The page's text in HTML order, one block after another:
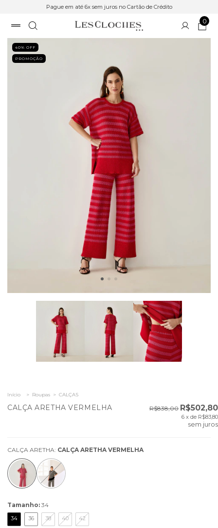
Pague em até 6x sem juros no Cartão de Crédito
0
40% OFF
PROMOÇÃO
Início > Roupas > CALÇAS
CALÇA ARETHA VERMELHA R$838,00 R$502,80
6 x de R$83,80
sem juros
CALÇA ARETHA: CALÇA ARETHA VERMELHA
Tamanho: 34
34 36 38 40 42